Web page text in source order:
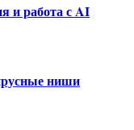
и работа с AI
ниши